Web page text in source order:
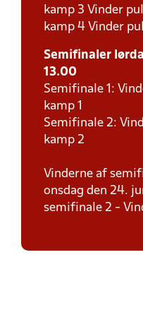
kamp 3 Vinder
kamp 4 Vinder
Semifinaler
13.00
Semifinale 1:
kamp 1
Semifinale 2:
kamp 2
Vinderne af
onsdag den 24.
semifinale 2 -